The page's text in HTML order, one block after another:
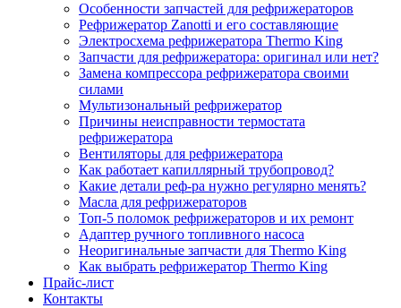
Особенности запчастей для рефрижераторов
Рефрижератор Zanotti и его составляющие
Электросхема рефрижератора Thermo King
Запчасти для рефрижератора: оригинал или нет?
Замена компрессора рефрижератора своими
силами
Мультизональный рефрижератор
Причины неисправности термостата
рефрижератора
Вентиляторы для рефрижератора
Как работает капиллярный трубопровод?
Какие детали реф-ра нужно регулярно менять?
Масла для рефрижераторов
Топ-5 поломок рефрижераторов и их ремонт
Адаптер ручного топливного насоса
Неоригинальные запчасти для Thermo King
Как выбрать рефрижератор Thermo King
Прайс-лист
Контакты